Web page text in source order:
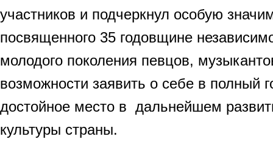
участников и подчеркнул особую
посвященного 35 годовщине
молодого поколения певцов,
возможности заявить о себе в полный
достойное место в дальнейшем
культуры страны.